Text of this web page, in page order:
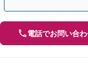
電話でお問い合